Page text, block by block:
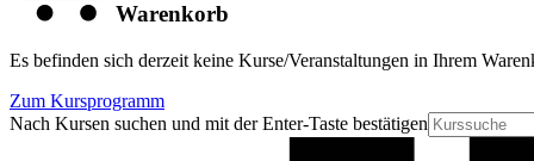
Warenkorb
Es befinden sich derzeit keine Kurse/Veranstaltungen in Ihrem
Zum Kursprogramm
Nach Kursen suchen und mit der Enter-Taste bestätigen